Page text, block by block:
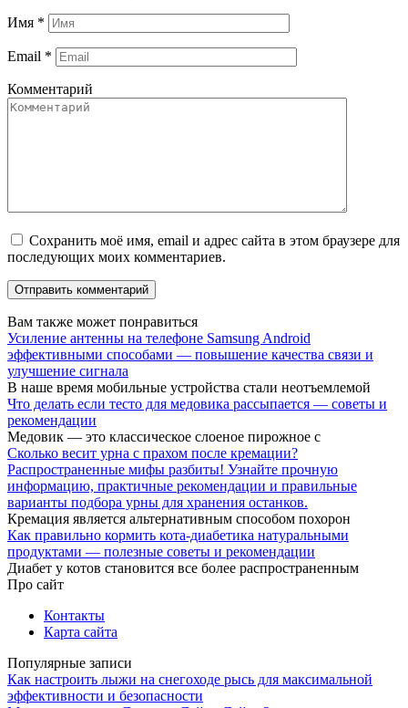
Имя *
Email *
Комментарий
Сохранить моё имя, email и адрес сайта в этом браузере для
последующих моих комментариев.
Вам также может понравиться
Усиление антенны на телефоне Samsung Android
эффективными способами — повышение качества связи и
улучшение сигнала
В наше время мобильные устройства стали неотъемлемой
Что делать если тесто для медовика рассыпается — советы и
рекомендации
Медовик — это классическое слоеное пирожное с
Сколько весит урна с прахом после кремации?
Распространенные мифы разбиты! Узнайте прочную
информацию, практичные рекомендации и правильные
варианты подбора урны для хранения останков.
Кремация является альтернативным способом похорон
Как правильно кормить кота-диабетика натуральными
продуктами — полезные советы и рекомендации
Диабет у котов становится все более распространенным
Про сайт
Контакты
Карта сайта
Популярные записи
Как настроить лыжи на снегоходе рысь для максимальной
эффективности и безопасности